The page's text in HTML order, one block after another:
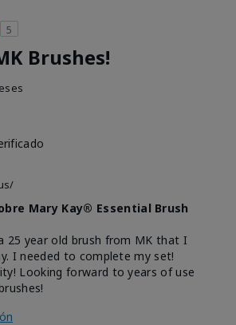
5
Brushes!
Mary Kay® Essential Brush
25 year old brush from MK that I
I needed to complete my set!
Looking forward to years of use